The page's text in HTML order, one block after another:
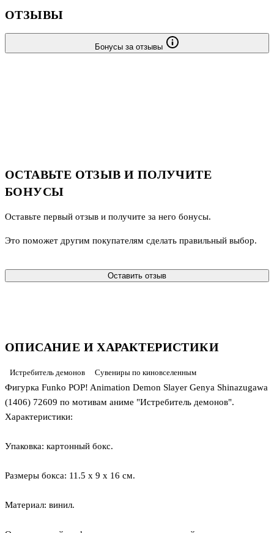
ОПИСАНИЕ И ХАРАКТЕРИСТИКИ
Истребитель демонов Сувениры по киновселенным
Фигурка Funko POP! Animation Demon Slayer Genya Shinazugawa
(1406) 72609 по мотивам аниме "Истребитель демонов".
Характеристики:
Упаковка: картонный бокс.
Размеры бокса: 11.5 х 9 х 16 см.
Материал: винил.
ОТЗЫВЫ
Бонусы за отзывы
ОСТАВЬТЕ ОТЗЫВ И ПОЛУЧИТЕ
БОНУСЫ
Оставьте первый отзыв и получите за него бонусы.
Это поможет другим покупателям сделать правильный выбор.
Оставить отзыв